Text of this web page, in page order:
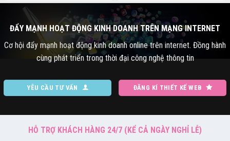
ĐẨY MẠNH HOẠT ĐỘNG KINH DOANH TRÊN MẠNG INTERNET
Cơ hội đẩy mạnh hoạt động kinh doanh online trên internet. Đồng hành
cùng phát triển trong thời đại công nghệ thông tin
YÊU CẦU TƯ VẤN ĐĂNG KÍ THIẾT KẾ WEB
HỖ TRỢ KHÁCH HÀNG 24/7 (KỂ CẢ NGÀY NGHỈ LỄ)